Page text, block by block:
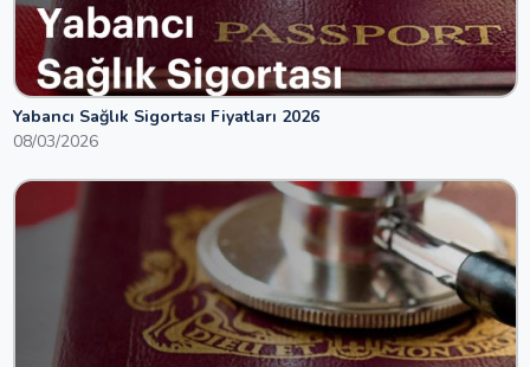
Yabancı Sağlık Sigortası Fiyatları 2026
08/03/2026